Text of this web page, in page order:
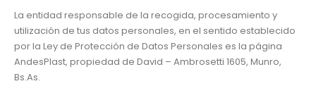
La entidad responsable de la recogida, procesamiento y
utilización de tus datos personales, en el sentido establecido
por la Ley de Protección de Datos Personales es la página
AndesPlast, propiedad de David – Ambrosetti 1605, Munro,
Bs.As.